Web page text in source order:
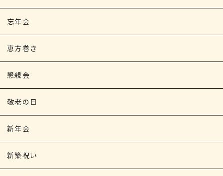
忘年会
恵方巻き
懇親会
敬老の日
新年会
新築祝い